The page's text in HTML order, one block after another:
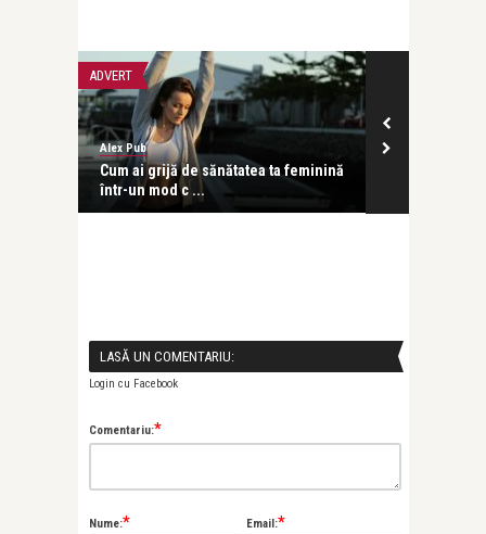
ADVERT
Alex Pub
Cum ai grijă de sănătatea ta feminină
într-un mod c ...
LASĂ UN COMENTARIU:
Login cu Facebook
Comentariu:*
Nume:* Email:*